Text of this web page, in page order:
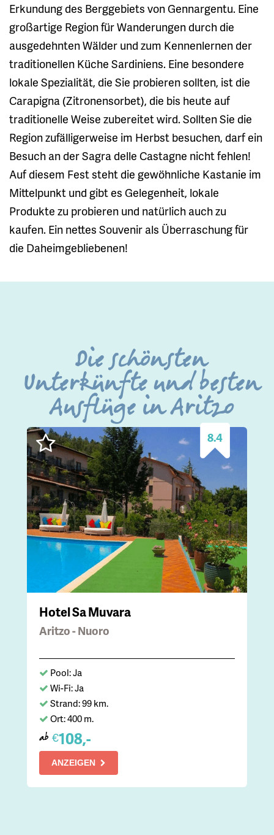
Erkundung des Berggebiets von Gennargentu. Eine
großartige Region für Wanderungen durch die
ausgedehnten Wälder und zum Kennenlernen der
traditionellen Küche Sardiniens. Eine besondere
lokale Spezialität, die Sie probieren sollten, ist die
Carapigna (Zitronensorbet), die bis heute auf
traditionelle Weise zubereitet wird. Sollten Sie die
Region zufälligerweise im Herbst besuchen, darf ein
Besuch an der Sagra delle Castagne nicht fehlen!
Auf diesem Fest steht die gewöhnliche Kastanie im
Mittelpunkt und gibt es Gelegenheit, lokale
Produkte zu probieren und natürlich auch zu
kaufen. Ein nettes Souvenir als Überraschung für
die Daheimgebliebenen!
Die schönsten
Unterkünfte und besten
Ausflüge in Aritzo
8.4
Hotel Sa Muvara
Aritzo - Nuoro
Pool: Ja
Wi-Fi: Ja
Strand: 99 km.
Ort: 400 m.
ab €108,-
ANZEIGEN